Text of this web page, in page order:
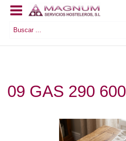
09 GAS 290 600